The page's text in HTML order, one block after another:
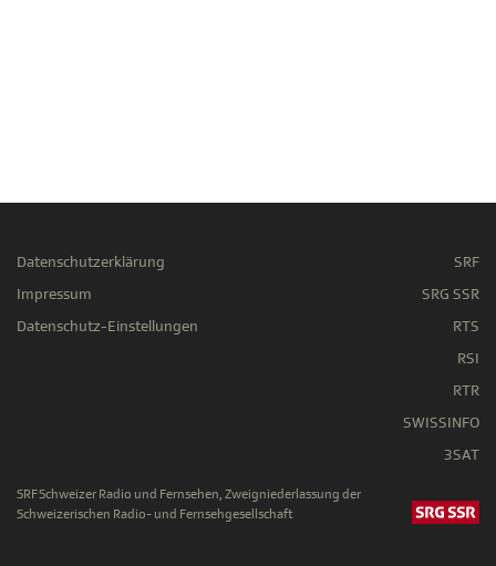
Datenschutzerklärung
Impressum
Datenschutz-Einstellungen
SRF
SRG SSR
RTS
RSI
RTR
SWISSINFO
3SAT
SRF Schweizer Radio und Fernsehen, Zweigniederlassung der
Schweizerischen Radio- und Fernsehgesellschaft